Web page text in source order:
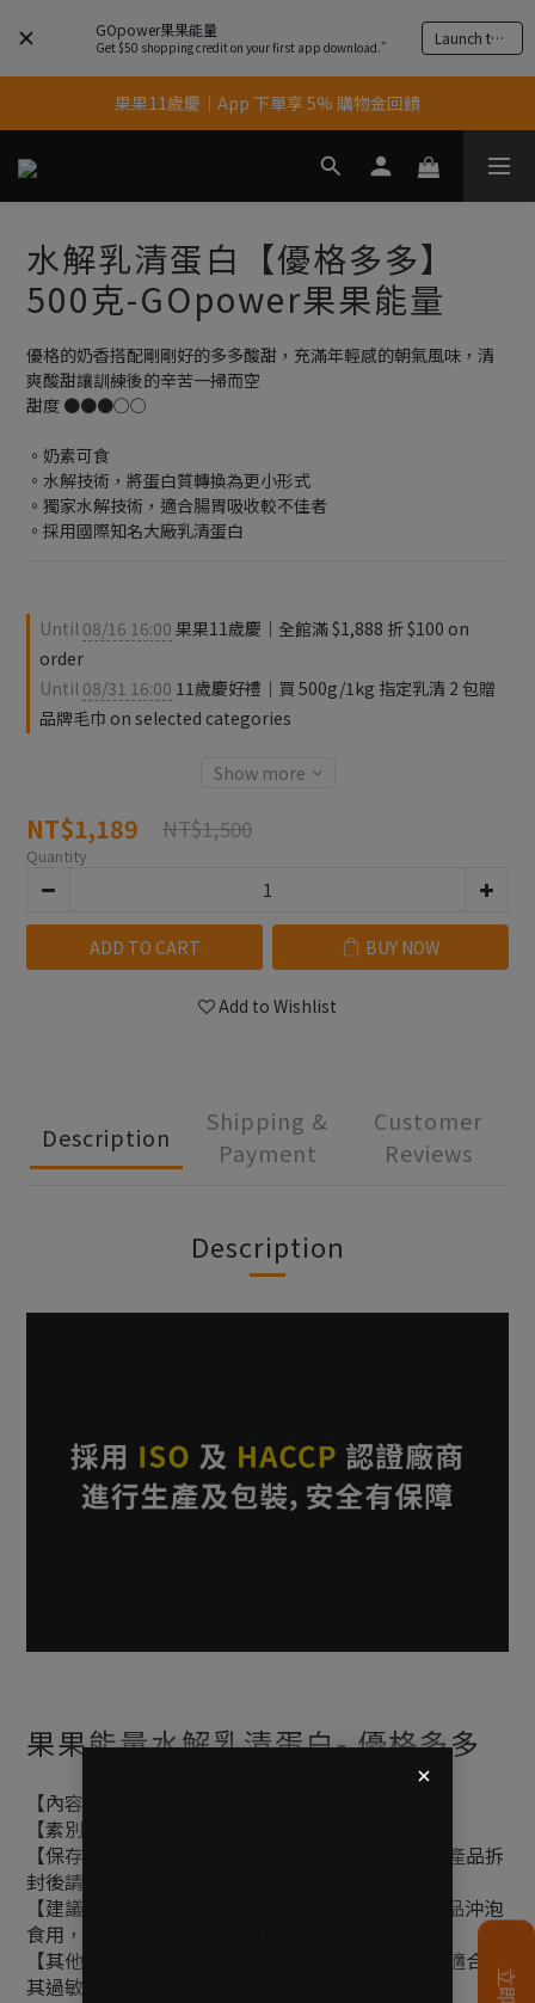
GOpower果果能量
Get $50 shopping credit on your first app download.” Launch the app
果果11歲慶｜App 下單享 5% 購物金回饋
果果11歲慶｜App 下單享 5% 購物金回饋
結帳輸入優惠代碼【gopower】享全單95折優惠！
果果11歲慶｜App 下單享 5% 購物金回饋
水解乳清蛋白【優格多多】
500克-GOpower果果能量
優格的奶香搭配剛剛好的多多酸甜，充滿年輕感的朝氣風味，清
爽酸甜讓訓練後的辛苦一掃而空
甜度 ●●●○○
。奶素可食
。水解技術，將蛋白質轉換為更小形式
。獨家水解技術，適合腸胃吸收較不佳者
。採用國際知名大廠乳清蛋白
Until 08/16 16:00 果果11歲慶｜全館滿 $1,888 折 $100 on
order
Until 08/31 16:00 11歲慶好禮｜買 500g/1kg 指定乳清 2 包贈
品牌毛巾 on selected categories
Show more
NT$1,189 NT$1,500
Quantity
ADD TO CART BUY NOW
Add to Wishlist
Description
Shipping &
Payment
Customer
Reviews
Description
果果能量水解乳清蛋白- 優格多多
【內容量】：500克
【素別】：奶素可食
【保存方式】：避免放置陽光直射、高溫潮濕處，產品拆
封後請盡快食用完畢
【建議食用方式】：以1:10比例的常溫水或喜愛飲品沖泡
食用，也可依個人口感調整比例
【其他揭露事項】：本產品含有牛奶及其製品，不適合對
其過敏體質者食用。本產品包裝內附贈25g湯匙1支